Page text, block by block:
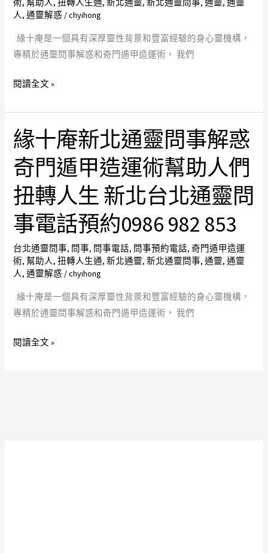
分
手
求
復
術
通
靈
問
術, 幫助人,扭轉人生通,新北通靈,新北通靈問事,通靈,通靈
人,通靈解惑 /chyihong
緣十庵是一個具有深厚靈性背景和豐富經驗的身心靈機構，
專精於通靈問事解惑和奇門遁甲造運術， 我們
靈
問
事
電
預
982
853
新
通
靈
問
事
解
惑
奇
門
甲
閱讀全文 »
緣十庵新北通靈問事解惑
奇門遁甲造運術幫助人們
扭轉人生 新北台北通靈問
事電話預約0986 982 853
台北通靈問事, 問事, 問事電話, 問事預約電話,奇門遁甲造運
術, 幫助人,扭轉人生通,新北通靈,新北通靈問事,通靈,通靈
人,通靈解惑 /chyihong
緣十庵是一個具有深厚靈性背景和豐富經驗的身心靈機構，
專精於通靈問事解惑和奇門遁甲造運術， 我們
緣
十
庵
北
通
靈
問
事
解
惑
奇
遁
閱讀全文 »